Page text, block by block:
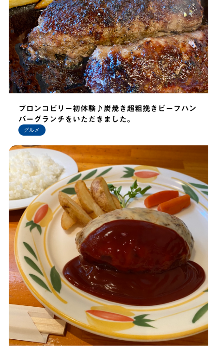
ブロンコビリー初体験♪炭焼き超粗挽きビーフハン
バーグランチをいただきました。
グルメ